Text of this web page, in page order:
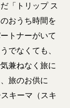
「トリップ ス
おうち時間を
トナーがいて
でなくても、
兼ねなく旅に
旅のお供に
キーマ（スキ